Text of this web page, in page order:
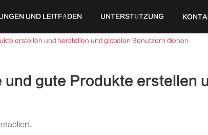
UND LEITFÄDEN UNTERSTÜTZUNG
erstellen und herstellen und globalen Benutzern dienen
und gute Produkte erstellen